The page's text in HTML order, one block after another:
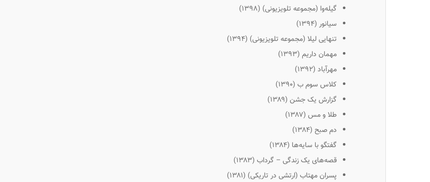
گیله‌وا (مجموعه تلویزیونی) (١٣٩٨)
سیانور (۱۳۹۴)
تنهایی لیلا (مجموعه تلویزیونی) (۱۳۹۴)
مهمان داریم (۱۳۹۳)
مهرآباد (۱۳۹۲)
کلاس سوم ب (۱۳۹۰)
گزارش یک جشن (۱۳۸۹)
طلا و مس (۱۳۸۷)
دم صبح (۱۳۸۴)
گفتگو با سایه‌ها (۱۳۸۴)
قصه‌های یک زندگی – گرداب (۱۳۸۳)
پسران مهتاب (ارتشی در تاریکی) (۱۳۸۱)